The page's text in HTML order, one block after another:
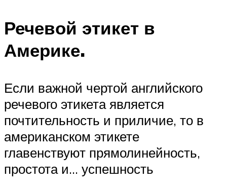
Речевой этикет в
Америке.
Если важной чертой английского
речевого этикета является
почтительность и приличие, то в
американском этикете
главенствуют прямолинейность,
простота и… успешность